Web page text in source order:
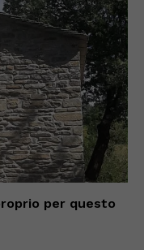
per questo